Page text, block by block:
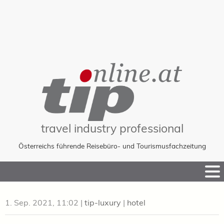
travel industry professional
Österreichs führende Reisebüro- und Tourismusfachzeitung
to
1. Sep. 2021, 11:02 | tip-luxury | hotel